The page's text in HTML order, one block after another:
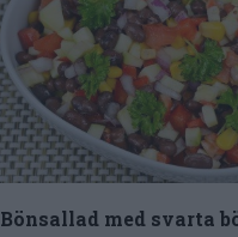
Bönsallad med svarta